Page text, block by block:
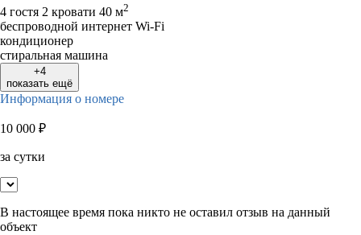
4 гостя 2 кровати 40 м2
беспроводной интернет Wi-Fi
кондиционер
стиральная машина
+4
показать ещё
Информация о номере
10 000 ₽
за сутки
В настоящее время пока никто не оставил отзыв на данный
объект